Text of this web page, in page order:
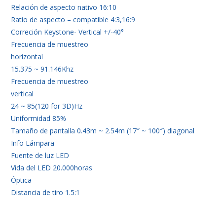
Relación de aspecto nativo 16:10
Ratio de aspecto – compatible 4:3,16:9
Correción Keystone- Vertical +/-40°
Frecuencia de muestreo
horizontal
15.375 ~ 91.146Khz
Frecuencia de muestreo
vertical
24 ~ 85(120 for 3D)Hz
Uniformidad 85%
Tamaño de pantalla 0.43m ~ 2.54m (17″ ~ 100″) diagonal
Info Lámpara
Fuente de luz LED
Vida del LED 20.000horas
Óptica
Distancia de tiro 1.5:1